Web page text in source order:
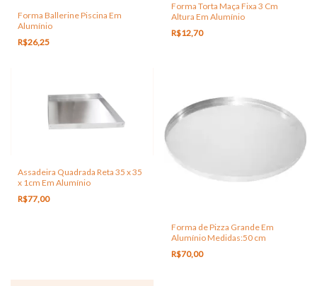
Forma Ballerine Piscina Em
Alumínio
R$26,25
Forma Torta Maça Fixa 3 Cm
Altura Em Alumínio
R$12,70
Assadeira Quadrada Reta 35 x 35
x 1cm Em Alumínio
R$77,00
Forma de Pizza Grande Em
Alumínio Medidas:50 cm
R$70,00